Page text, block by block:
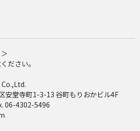
ださい。
安堂寺町1-3-13 谷町もりおかビル4F
06-4302-5496